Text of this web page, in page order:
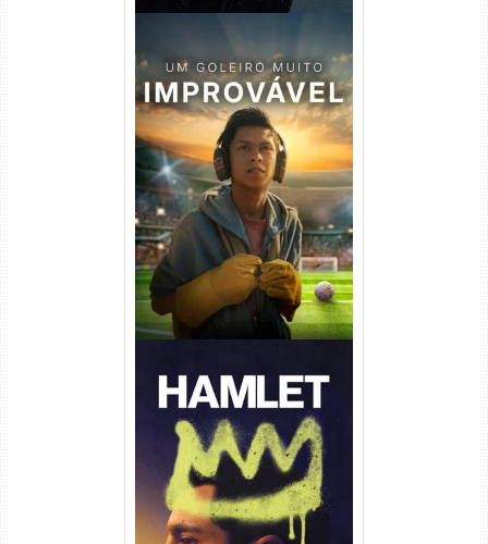
Um Goleiro Muito Improvável
Torrent (2026) WEB-DL 1080p
Dual Áudio
Hamlet Torrent (2026) WEB-
DL 1080p Dual Áudio